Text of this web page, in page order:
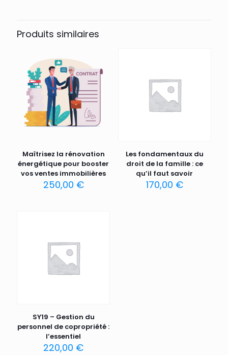
Produits similaires
Maîtrisez la rénovation
énergétique pour booster
vos ventes immobilières
250,00 €
Les fondamentaux du
droit de la famille : ce
qu’il faut savoir
170,00 €
SY19 – Gestion du
personnel de copropriété :
l’essentiel
220,00 €